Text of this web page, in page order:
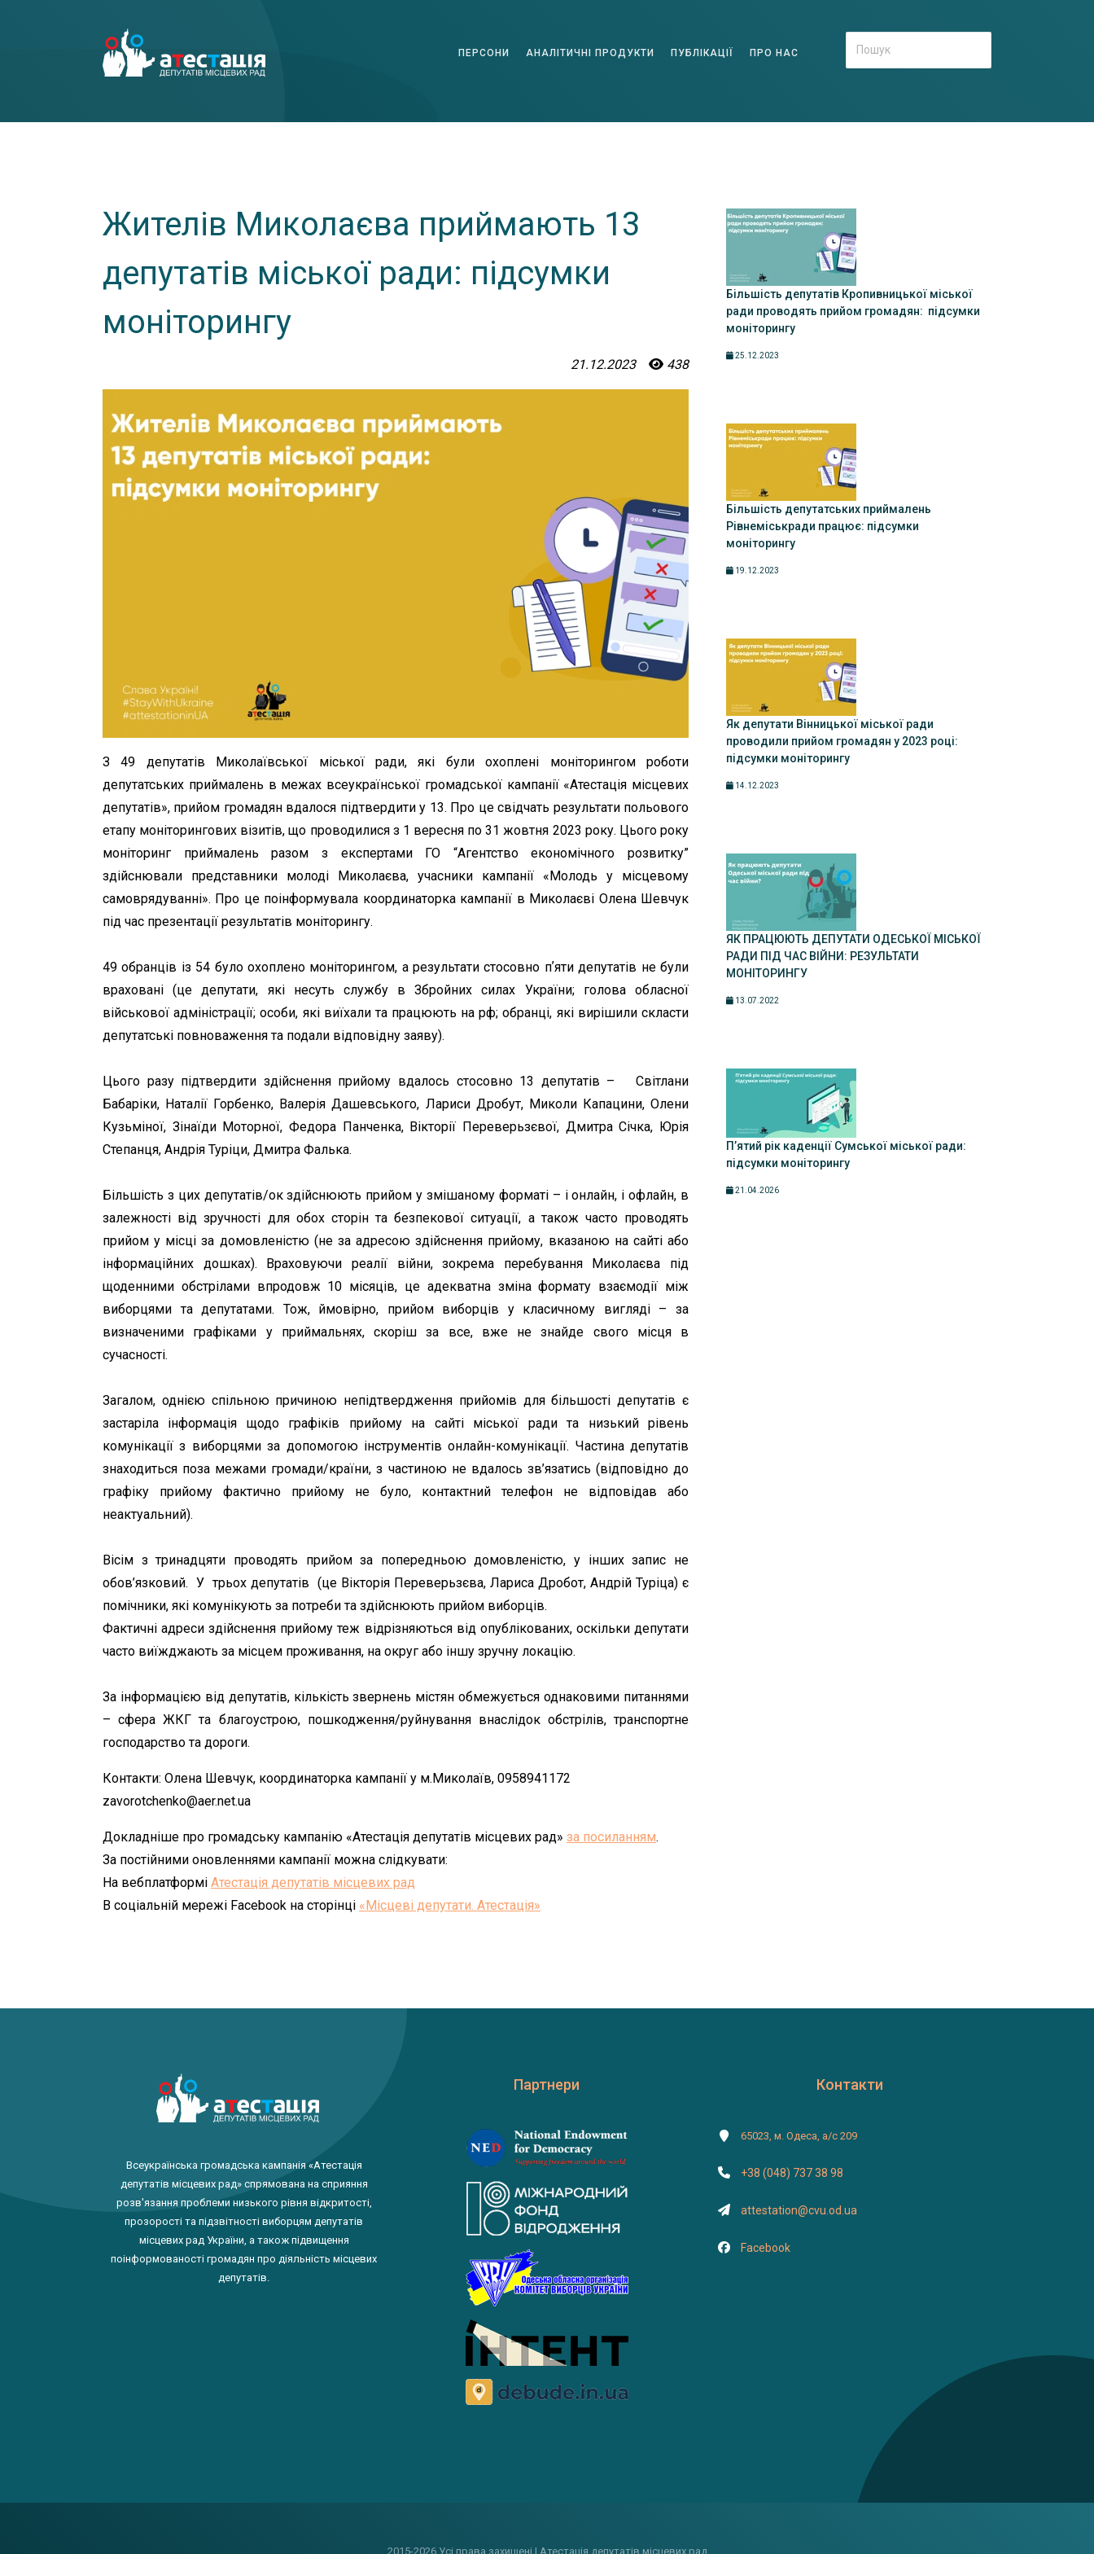
ПЕРСОНИ АНАЛІТИЧНІ ПРОДУКТИ ПУБЛІКАЦІЇ ПРО НАС
Жителів Миколаєва приймають 13
депутатів міської ради: підсумки
моніторингу
21.12.2023 438
З 49 депутатів Миколаївської міської ради, які були охоплені моніторингом роботи
депутатських приймалень в межах всеукраїнської громадської кампанії «Атестація місцевих
депутатів», прийом громадян вдалося підтвердити у 13. Про це свідчать результати польового
етапу моніторингових візитів, що проводилися з 1 вересня по 31 жовтня 2023 року. Цього року
моніторинг приймалень разом з експертами ГО “Агентство економічного розвитку”
здійснювали представники молоді Миколаєва, учасники кампанії «Молодь у місцевому
самоврядуванні». Про це поінформувала координаторка кампанії в Миколаєві Олена Шевчук
під час презентації результатів моніторингу.
49 обранців із 54 було охоплено моніторингом, а результати стосовно пʼяти депутатів не були
враховані (це депутати, які несуть службу в Збройних силах України; голова обласної
військової адміністрації; особи, які виїхали та працюють на рф; обранці, які вирішили скласти
депутатські повноваження та подали відповідну заяву).
Цього разу підтвердити здійснення прийому вдалось стосовно 13 депутатів – Світлани
Бабаріки, Наталії Горбенко, Валерія Дашевського, Лариси Дробут, Миколи Капацини, Олени
Кузьміної, Зінаїди Моторної, Федора Панченка, Вікторії Переверьзєвої, Дмитра Січка, Юрія
Степанця, Андрія Туріци, Дмитра Фалька.
Більшість з цих депутатів/ок здійснюють прийом у змішаному форматі – і онлайн, і офлайн, в
залежності від зручності для обох сторін та безпекової ситуації, а також часто проводять
прийом у місці за домовленістю (не за адресою здійснення прийому, вказаною на сайті або
інформаційних дошках). Враховуючи реалії війни, зокрема перебування Миколаєва під
щоденними обстрілами впродовж 10 місяців, це адекватна зміна формату взаємодії між
виборцями та депутатами. Тож, ймовірно, прийом виборців у класичному вигляді – за
визначеними графіками у приймальнях, скоріш за все, вже не знайде свого місця в
сучасності.
Загалом, однією спільною причиною непідтвердження прийомів для більшості депутатів є
застаріла інформація щодо графіків прийому на сайті міської ради та низький рівень
комунікації з виборцями за допомогою інструментів онлайн-комунікації. Частина депутатів
знаходиться поза межами громади/країни, з частиною не вдалось зв’язатись (відповідно до
графіку прийому фактично прийому не було, контактний телефон не відповідав або
неактуальний).
Вісім з тринадцяти проводять прийом за попередньою домовленістю, у інших запис не
обов’язковий. У трьох депутатів (це Вікторія Переверьзєва, Лариса Дробот, Андрій Туріца) є
помічники, які комунікують за потреби та здійснюють прийом виборців.
Фактичні адреси здійснення прийому теж відрізняються від опублікованих, оскільки депутати
часто виїжджають за місцем проживання, на округ або іншу зручну локацію.
За інформацією від депутатів, кількість звернень містян обмежується однаковими питаннями
– сфера ЖКГ та благоустрою, пошкодження/руйнування внаслідок обстрілів, транспортне
господарство та дороги.
Контакти: Олена Шевчук, координаторка кампанії у м.Миколаїв, 0958941172
zavorotchenko@aer.net.ua
Докладніше про громадську кампанію «Атестація депутатів місцевих рад» за посиланням.
За постійними оновленнями кампанії можна слідкувати:
На вебплатформі Атестація депутатів місцевих рад
В соціальній мережі Facebook на сторінці «Місцеві депутати. Атестація»
Більшість депутатів Кропивницької міської
ради проводять прийом громадян: підсумки
моніторингу
25.12.2023
Більшість депутатських приймалень
Рівнеміськради працює: підсумки
моніторингу
19.12.2023
Як депутати Вінницької міської ради
проводили прийом громадян у 2023 році:
підсумки моніторингу
14.12.2023
ЯК ПРАЦЮЮТЬ ДЕПУТАТИ ОДЕСЬКОЇ МІСЬКОЇ
РАДИ ПІД ЧАС ВІЙНИ: РЕЗУЛЬТАТИ
МОНІТОРИНГУ
13.07.2022
Пʼятий рік каденції Сумської міської ради:
підсумки моніторингу
21.04.2026
Всеукраїнська громадська кампанія «Атестація
депутатів місцевих рад» спрямована на сприяння
розв'язання проблеми низького рівня відкритості,
прозорості та підзвітності виборцям депутатів
місцевих рад України, а також підвищення
поінформованості громадян про діяльність місцевих
депутатів.
Партнери Контакти
65023, м. Одеса, а/с 209
+38 (048) 737 38 98
attestation@cvu.od.ua
Facebook
2015-2026 Усі права захищені | Атестація депутатів місцевих рад